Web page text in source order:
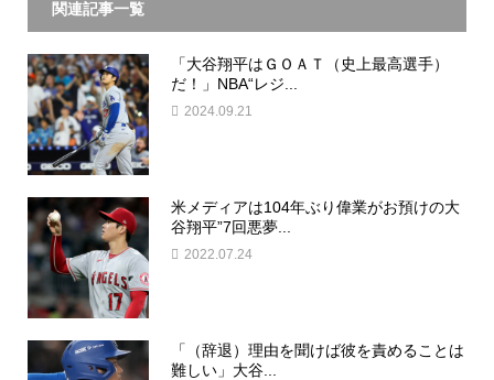
関連記事一覧
「大谷翔平はＧＯＡＴ（史上最高選手）
だ！」NBA“レジ...
2024.09.21
米メディアは104年ぶり偉業がお預けの大
谷翔平”7回悪夢...
2022.07.24
「（辞退）理由を聞けば彼を責めることは
難しい」大谷...